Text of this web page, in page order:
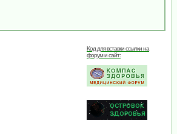
Код для вставки ссылки на
форум и сайт: